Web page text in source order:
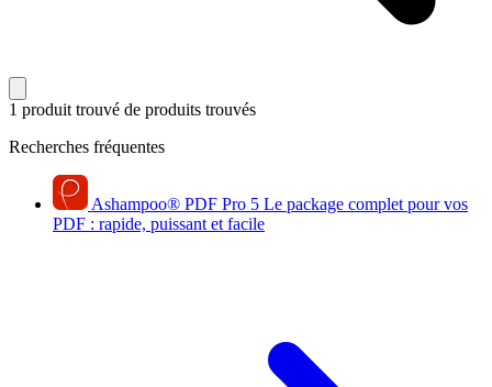
1 produit trouvé de produits trouvés
Recherches fréquentes
Ashampoo® PDF Pro 5 Le package complet pour vos
PDF : rapide, puissant et facile